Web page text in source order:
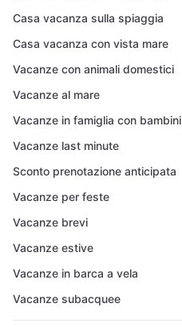
Casa vacanza sulla spiaggia
Casa vacanza con vista mare
Vacanze con animali domestici
Vacanze al mare
Vacanze in famiglia con bambini
Vacanze last minute
Sconto prenotazione anticipata
Vacanze per feste
Vacanze brevi
Vacanze estive
Vacanze in barca a vela
Vacanze subacquee